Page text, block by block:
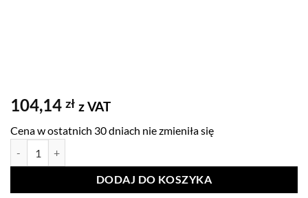
104,14 zł z VAT
Cena w ostatnich 30 dniach nie zmieniła się
DODAJ DO KOSZYKA